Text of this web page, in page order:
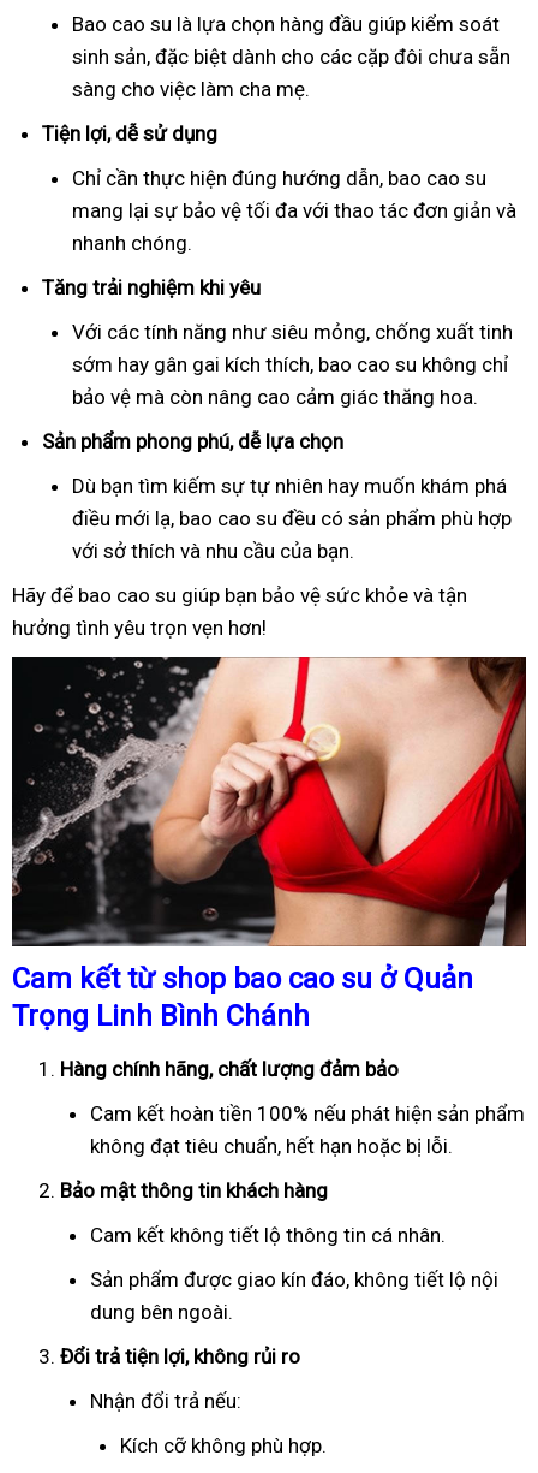
Bao cao su là lựa chọn hàng đầu giúp kiểm soát
sinh sản, đặc biệt dành cho các cặp đôi chưa sẵn
sàng cho việc làm cha mẹ.
Tiện lợi, dễ sử dụng
Chỉ cần thực hiện đúng hướng dẫn, bao cao su
mang lại sự bảo vệ tối đa với thao tác đơn giản và
nhanh chóng.
Tăng trải nghiệm khi yêu
Với các tính năng như siêu mỏng, chống xuất tinh
sớm hay gân gai kích thích, bao cao su không chỉ
bảo vệ mà còn nâng cao cảm giác thăng hoa.
Sản phẩm phong phú, dễ lựa chọn
Dù bạn tìm kiếm sự tự nhiên hay muốn khám phá
điều mới lạ, bao cao su đều có sản phẩm phù hợp
với sở thích và nhu cầu của bạn.
Hãy để bao cao su giúp bạn bảo vệ sức khỏe và tận
hưởng tình yêu trọn vẹn hơn!
Cam kết từ shop bao cao su ở Quản
Trọng Linh Bình Chánh
Hàng chính hãng, chất lượng đảm bảo
Cam kết hoàn tiền 100% nếu phát hiện sản phẩm
không đạt tiêu chuẩn, hết hạn hoặc bị lỗi.
Bảo mật thông tin khách hàng
Cam kết không tiết lộ thông tin cá nhân.
Sản phẩm được giao kín đáo, không tiết lộ nội
dung bên ngoài.
Đổi trả tiện lợi, không rủi ro
Nhận đổi trả nếu:
Kích cỡ không phù hợp.